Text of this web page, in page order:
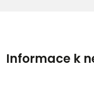
Informace k